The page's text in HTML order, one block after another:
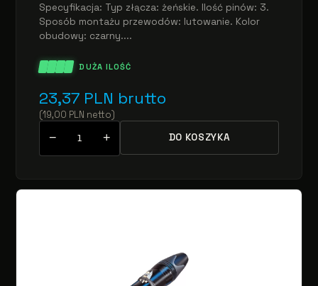
Specyfikacja: Typ złącza: żeńskie. Ilość pinów: 3.
Sposób montażu przewodów: lutowanie. Kolor
obudowy: czarny....
DUŻA ILOŚĆ
23,37 PLN brutto
(19,00 PLN netto)
− + DO KOSZYKA